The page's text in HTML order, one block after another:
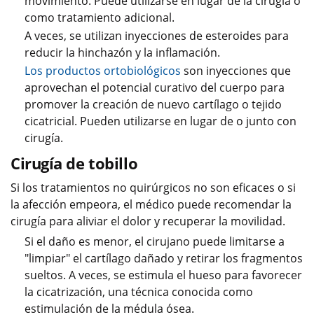
como tratamiento adicional.
A veces, se utilizan inyecciones de esteroides para
reducir la hinchazón y la inflamación.
Los productos ortobiológicos son inyecciones que
aprovechan el potencial curativo del cuerpo para
promover la creación de nuevo cartílago o tejido
cicatricial. Pueden utilizarse en lugar de o junto con
cirugía.
Cirugía de tobillo
Si los tratamientos no quirúrgicos no son eficaces o si
la afección empeora, el médico puede recomendar la
cirugía para aliviar el dolor y recuperar la movilidad.
Si el daño es menor, el cirujano puede limitarse a
"limpiar" el cartílago dañado y retirar los fragmentos
sueltos. A veces, se estimula el hueso para favorecer
la cicatrización, una técnica conocida como
estimulación de la médula ósea.